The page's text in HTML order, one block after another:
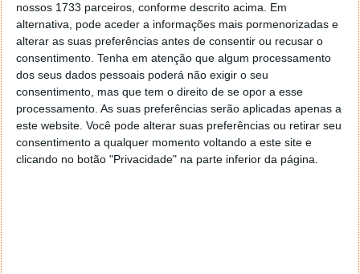
nossos 1733 parceiros, conforme descrito acima. Em
alternativa, pode aceder a informações mais pormenorizadas e
alterar as suas preferências antes de consentir ou recusar o
consentimento. Tenha em atenção que algum processamento
dos seus dados pessoais poderá não exigir o seu
consentimento, mas que tem o direito de se opor a esse
processamento. As suas preferências serão aplicadas apenas a
este website. Você pode alterar suas preferências ou retirar seu
consentimento a qualquer momento voltando a este site e
clicando no botão "Privacidade" na parte inferior da página.
Este artigo tem mais de um ano
Acompanhe o Pplware no Google Notícias
Proponha uma correção, faça uma sugestão